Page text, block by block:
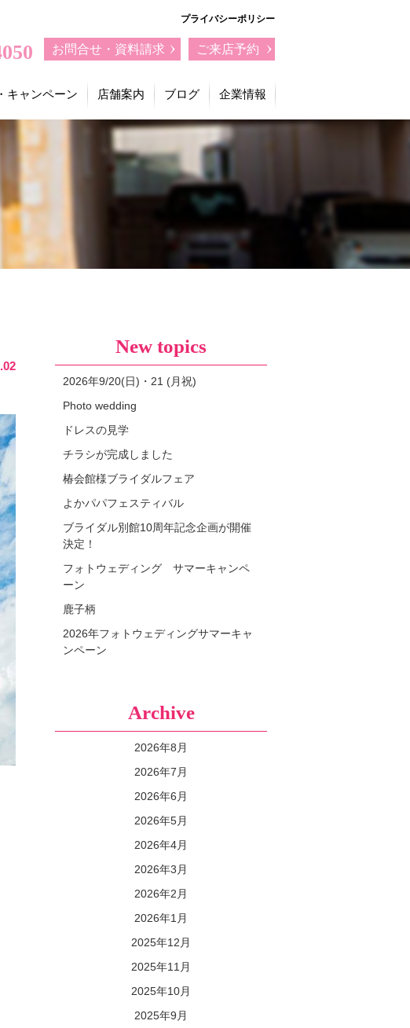
プライバシーポリシー
お問合せ・資料請求 ご来店予約
キャンペーン 店舗案内 ブログ 企業情報
New topics
2026年9/20(日)・21 (月祝)
Photo wedding
ドレスの見学
チラシが完成しました
椿会館様ブライダルフェア
よかパパフェスティバル
ブライダル別館10周年記念企画が開催
決定！
フォトウェディング サマーキャンペ
ーン
鹿子柄
2026年フォトウェディングサマーキャ
ンペーン
Archive
2026年8月
2026年7月
2026年6月
2026年5月
2026年4月
2026年3月
2026年2月
2026年1月
2025年12月
2025年11月
2025年10月
2025年9月